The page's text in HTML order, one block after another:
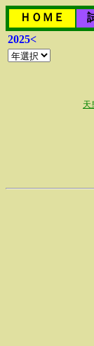
ＨＯＭＥ
2025<
天